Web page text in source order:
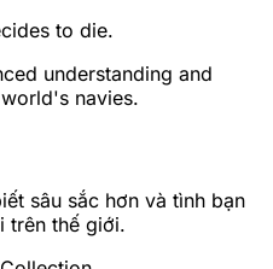
to die.
understanding and
navies.
sâu sắc hơn và tình bạn
trên thế giới.